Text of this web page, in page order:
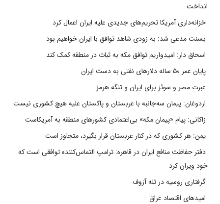
انداخت
خزانه‌داری آمریکا تحریم‌های جدیدی علیه ایران اعمال کرد
بسنت مدعی شد: به زودی شاهد توافق با ایران خواهیم بود
اسحاق دار: امیدواریم توافق مکه به ثبات در منطقه کمک کند
پایان عمر ۵۰ ساله دلارهای نفتی به دست ایران
عبرت مصر و سوئز برای ایران و تنگه هرمز
اردوغان: پیمان سه‌جانبه با عربستان و پاکستان علیه هیچ کشوری نیست
زاکانی: پیام «پیمان مکه» بی‌اعتمادی کشورهای منطقه به آمریکاست
یمن: هر کشوری که در کنار عربستان قرار بگیرد، متجاوز است
دفتر حفاظت منافع ایران در قاهره: ترامپ التماس‌کننده توافقی است که
خود ویران کرد
گرفتاری روسیه در تله آزوف
امیدهای اقتصاد عراق